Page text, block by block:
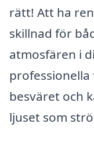
rätt! Att ha
skillnad för
atmosfären i
besväret och
ljuset som